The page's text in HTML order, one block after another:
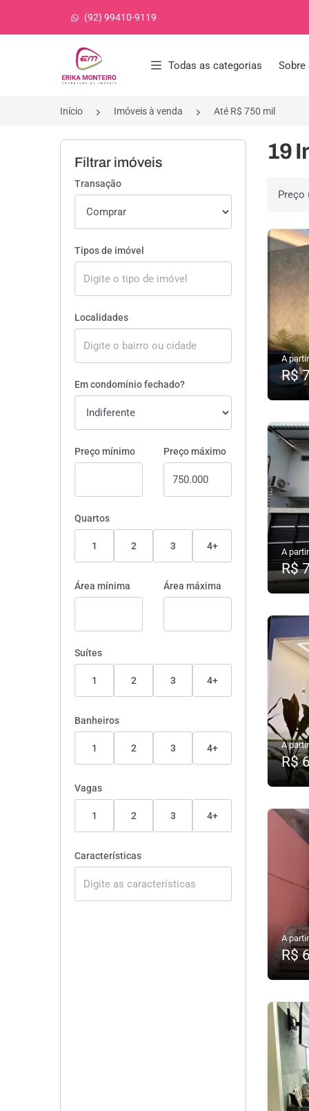
(92) 99410-9119
Página inicial
Todas as categorias Sobre
Início Imóveis à venda Até R$ 750 mil
Filtrar imóveis
Transação
Tipos de imóvel
Localidades
Em condomínio fechado?
Preço mínimo Preço máximo
Quartos
1 2 3 4+
Área mínima Área máxima
Suítes
1 2 3 4+
Banheiros
1 2 3 4+
Vagas
1 2 3 4+
Características
19
Ordenar
A
R$
A
R$
A
R$
A
R$